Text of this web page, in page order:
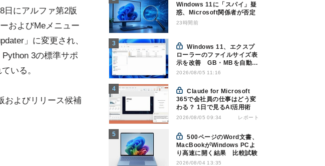
日にアルファ第2版
およびMeメニュー
」に変更され、
3の標準サポ
いる。
およびリリース候補
Windows 11に「スパイ」疑
惑、Microsoft関係者が否定
23時間前
Windows 11、エクスプ
ローラーのファイルサイズ表
示を改善 GB・MBを自動表
示へ
2026/08/05 11:16
Claude for Microsoft
365で会社員の仕事はどう変
わる？ 1日で見るAI活用術
2026/08/05 09:34 レポート
500ページのWord文書、
MacBookがWindows PCよ
り高速に開く結果 比較試験
2026/08/04 13:35